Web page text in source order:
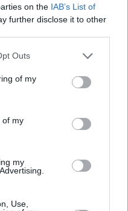
on the IAB’s List of
further disclose it to other
Outs
of my
of my
my
Use,
ΔΙΚΗΓΟΡΙΚΗ
ΑΝΩΝΥΜΗ
ΚΑΙ ΤΕΧΝΙΚΩΝ
Α.Ε.»- «ΡΟΪΚΟΣ
ΕΤΑΙΡΕΙΑ -